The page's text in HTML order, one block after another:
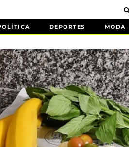
DEPORTES MODA